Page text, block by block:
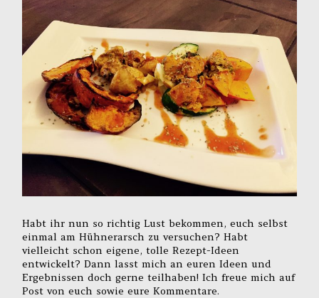
Habt ihr nun so richtig Lust bekommen, euch selbst
einmal am Hühnerarsch zu versuchen? Habt
vielleicht schon eigene, tolle Rezept-Ideen
entwickelt? Dann lasst mich an euren Ideen und
Ergebnissen doch gerne teilhaben! Ich freue mich auf
Post von euch sowie eure Kommentare.